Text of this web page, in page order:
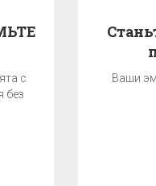
с
без
Ваши